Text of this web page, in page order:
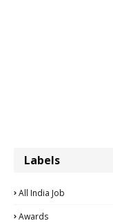
Labels
All India Job
Awards